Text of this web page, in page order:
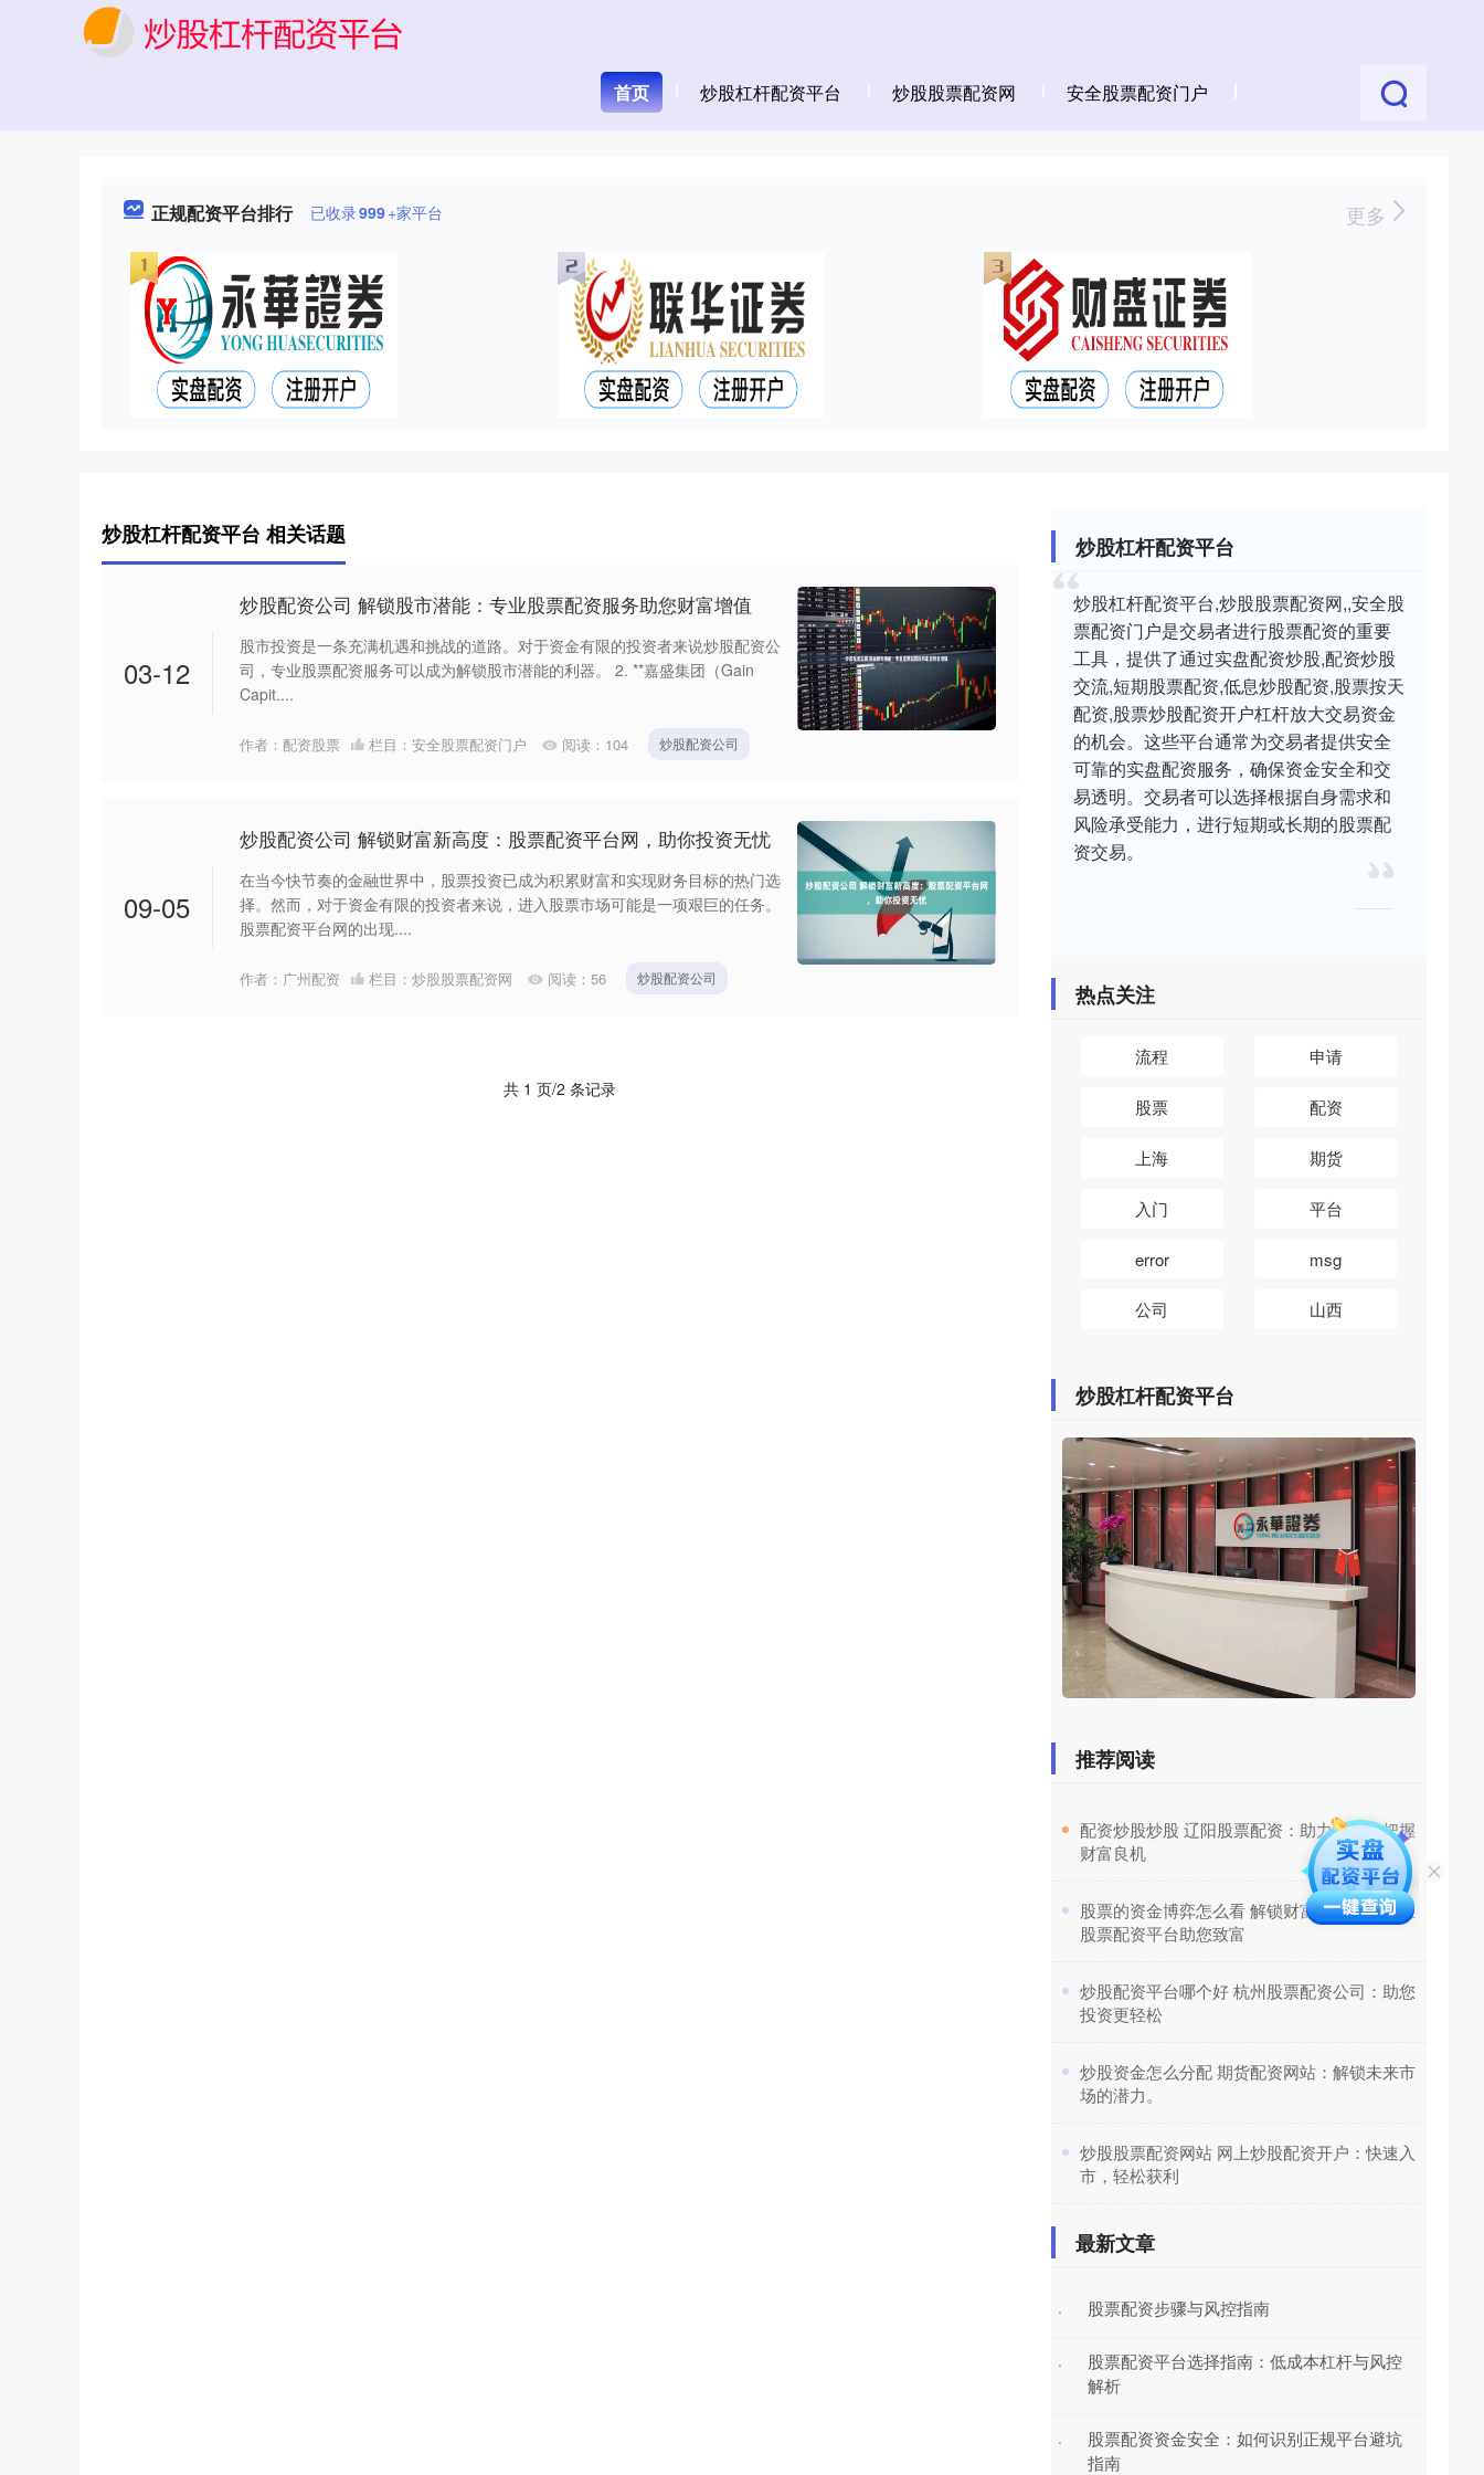
首页 炒股杠杆配资平台 炒股股票配资网 安全股票配资门户
正规配资平台排行 已收录999+家平台 更多
炒股杠杆配资平台 相关话题
03-12
炒股配资公司 解锁股市潜能：专业股票配资服务助您财富增值
股市投资是一条充满机遇和挑战的道路。对于资金有限的投资者来说炒股配资公
司，专业股票配资服务可以成为解锁股市潜能的利器。 2. **嘉盛集团（Gain
Capit....
作者：配资股票 栏目： 安全股票配资门户 阅读： 104 炒股配资公司
09-05
炒股配资公司 解锁财富新高度：股票配资平台网，助你投资无忧
在当今快节奏的金融世界中，股票投资已成为积累财富和实现财务目标的热门选
择。然而，对于资金有限的投资者来说，进入股票市场可能是一项艰巨的任务。
股票配资平台网的出现....
作者：广州配资 栏目： 炒股股票配资网 阅读： 56 炒股配资公司
共 1 页/2 条记录
炒股杠杆配资平台
炒股杠杆配资平台,炒股股票配资网,,安全股
票配资门户是交易者进行股票配资的重要
工具，提供了通过实盘配资炒股,配资炒股
交流,短期股票配资,低息炒股配资,股票按天
配资,股票炒股配资开户杠杆放大交易资金
的机会。这些平台通常为交易者提供安全
可靠的实盘配资服务，确保资金安全和交
易透明。交易者可以选择根据自身需求和
风险承受能力，进行短期或长期的股票配
资交易。
热点关注
流程 申请
股票 配资
上海 期货
入门 平台
error msg
公司 山西
炒股杠杆配资平台
推荐阅读
​配资炒股炒股 辽阳股票配资：助力投资，把握
财富良机
​股票的资金博弈怎么看 解锁财富密码！最专业
股票配资平台助您致富
​炒股配资平台哪个好 杭州股票配资公司：助您
投资更轻松
​炒股资金怎么分配 期货配资网站：解锁未来市
场的潜力。
​炒股股票配资网站 网上炒股配资开户：快速入
市，轻松获利
最新文章
· 股票配资步骤与风控指南
·
股票配资平台选择指南：低成本杠杆与风控
解析
·
股票配资资金安全：如何识别正规平台避坑
指南